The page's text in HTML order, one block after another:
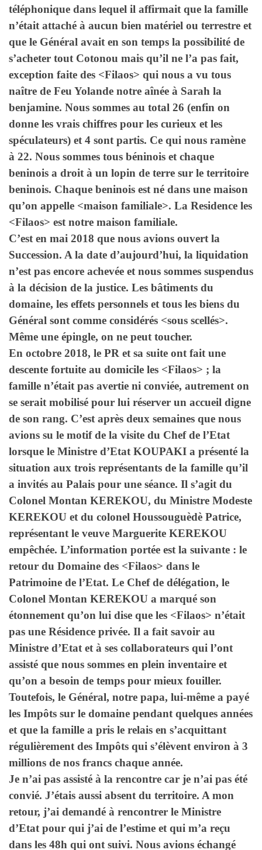
téléphonique dans lequel il affirmait que la famille
n’était attaché à aucun bien matériel ou terrestre et
que le Général avait en son temps la possibilité de
s’acheter tout Cotonou mais qu’il ne l’a pas fait,
exception faite des <Filaos> qui nous a vu tous
naître de Feu Yolande notre aînée à Sarah la
benjamine. Nous sommes au total 26 (enfin on
donne les vrais chiffres pour les curieux et les
spéculateurs) et 4 sont partis. Ce qui nous ramène
à 22. Nous sommes tous béninois et chaque
beninois a droit à un lopin de terre sur le territoire
beninois. Chaque beninois est né dans une maison
qu’on appelle <maison familiale>. La Residence les
<Filaos> est notre maison familiale.
C’est en mai 2018 que nous avions ouvert la
Succession. A la date d’aujourd’hui, la liquidation
n’est pas encore achevée et nous sommes suspendus
à la décision de la justice. Les bâtiments du
domaine, les effets personnels et tous les biens du
Général sont comme considérés <sous scellés>.
Même une épingle, on ne peut toucher.
En octobre 2018, le PR et sa suite ont fait une
descente fortuite au domicile les <Filaos> ; la
famille n’était pas avertie ni conviée, autrement on
se serait mobilisé pour lui réserver un accueil digne
de son rang. C’est après deux semaines que nous
avions su le motif de la visite du Chef de l’Etat
lorsque le Ministre d’Etat KOUPAKI a présenté la
situation aux trois représentants de la famille qu’il
a invités au Palais pour une séance. Il s’agit du
Colonel Montan KEREKOU, du Ministre Modeste
KEREKOU et du colonel Houssouguèdè Patrice,
représentant le veuve Marguerite KEREKOU
empêchée. L’information portée est la suivante : le
retour du Domaine des <Filaos> dans le
Patrimoine de l’Etat. Le Chef de délégation, le
Colonel Montan KEREKOU a marqué son
étonnement qu’on lui dise que les <Filaos> n’était
pas une Résidence privée. Il a fait savoir au
Ministre d’Etat et à ses collaborateurs qui l’ont
assisté que nous sommes en plein inventaire et
qu’on a besoin de temps pour mieux fouiller.
Toutefois, le Général, notre papa, lui-même a payé
les Impôts sur le domaine pendant quelques années
et que la famille a pris le relais en s’acquittant
régulièrement des Impôts qui s’élèvent environ à 3
millions de nos francs chaque année.
Je n’ai pas assisté à la rencontre car je n’ai pas été
convié. J’étais aussi absent du territoire. A mon
retour, j’ai demandé à rencontrer le Ministre
d’Etat pour qui j’ai de l’estime et qui m’a reçu
dans les 48h qui ont suivi. Nous avions échangé